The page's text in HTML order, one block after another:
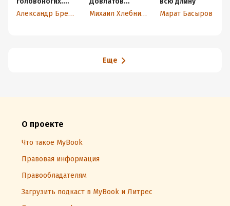
Мессианские
рассказы
Александр Бренер
(подробно и
приблизительнМихаил Хлебников
Марат Басыров
Еще
О проекте
Что такое MyBook
Правовая информация
Правообладателям
Загрузить подкаст в MyBook и Литрес